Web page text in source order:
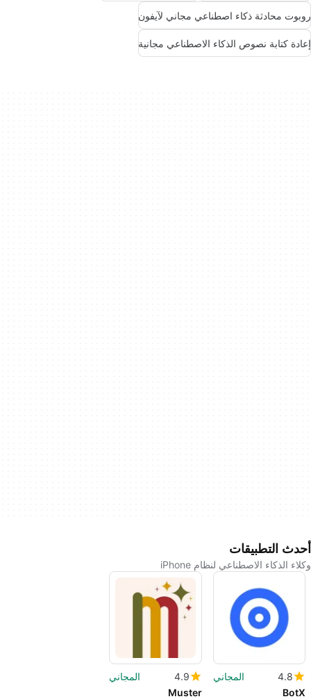
روبوت محادثة ذكاء اصطناعي مجاني لآيفون
إعادة كتابة نصوص الذكاء الاصطناعي مجانية
أحدث التطبيقات
وكلاء الذكاء الاصطناعي لنظام iPhone
4.8
المجاني
BotX
4.9
المجاني
Muster